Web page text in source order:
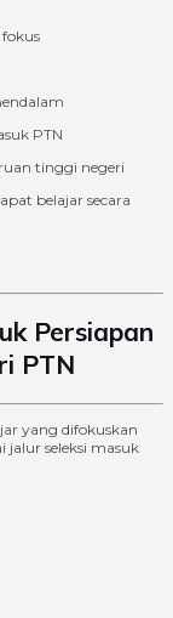
PTN
tinggi negeri
belajar secara
Persiapan
PTN
yang difokuskan
seleksi masuk